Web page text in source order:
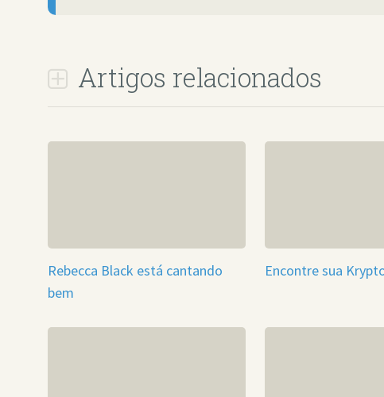
Artigos relacionados
Rebecca Black está cantando
bem
Encontre sua